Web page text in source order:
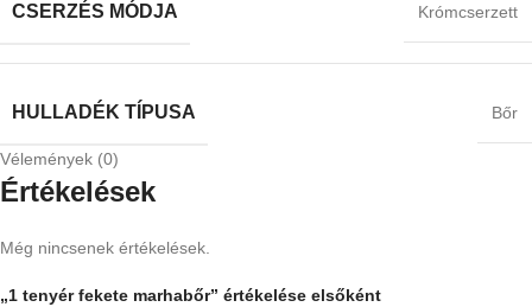
CSERZÉS MÓDJA Krómcserzett
HULLADÉK TÍPUSA Bőr
Vélemények (0)
Értékelések
Még nincsenek értékelések.
„1 tenyér fekete marhabőr” értékelése elsőként